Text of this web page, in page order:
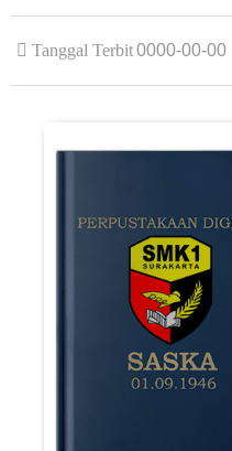
Tanggal Terbit0000-00-00